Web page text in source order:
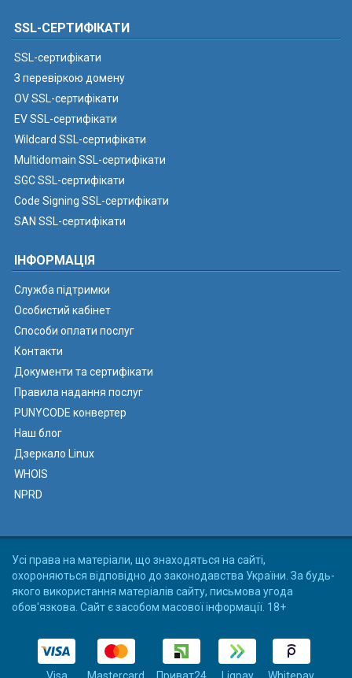
SSL-СЕРТИФІКАТИ
SSL-сертифікати
З перевіркою домену
OV SSL-сертифікати
EV SSL-сертифікати
Wildcard SSL-сертифікати
Multidomain SSL-сертифікати
SGC SSL-сертифікати
Code Signing SSL-сертифікати
SAN SSL-сертифікати
ІНФОРМАЦІЯ
Служба підтримки
Особистий кабінет
Способи оплати послуг
Контакти
Документи та сертифікати
Правила надання послуг
PUNYCODE конвертер
Наш блог
Дзеркало Linux
WHOIS
NPRD
Усі права на матеріали, що знаходяться на сайті,
охороняються відповідно до законодавства України. За будь-
якого використання матеріалів сайту, письмова угода
обов'язкова. Сайт є засобом масової інформації. 18+